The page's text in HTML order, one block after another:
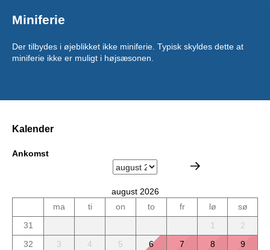
Miniferie
Der tilbydes i øjeblikket ikke miniferie. Typisk skyldes dette at
miniferie ikke er muligt i højsæsonen.
Kalender
Ankomst
august 2026
ma
ti on to fr lø
sø
31
1
2
32
3 4 5 6 7 8
9